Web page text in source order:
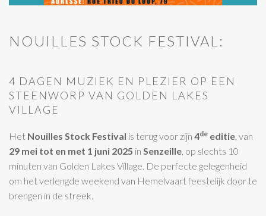
NOUILLES STOCK FESTIVAL:
4 DAGEN MUZIEK EN PLEZIER OP EEN
STEENWORP VAN GOLDEN LAKES
VILLAGE
Het Nouilles Stock Festival is terug voor zijn 4de editie, van
29 mei tot en met 1 juni 2025 in Senzeille, op slechts 10
minuten van Golden Lakes Village. De perfecte gelegenheid
om het verlengde weekend van Hemelvaart feestelijk door te
brengen in de streek.